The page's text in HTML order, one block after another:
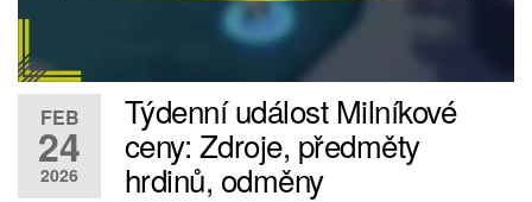
FEB
24
2026
Týdenní událost Milníkové
ceny: Zdroje, předměty
hrdinů, odměny